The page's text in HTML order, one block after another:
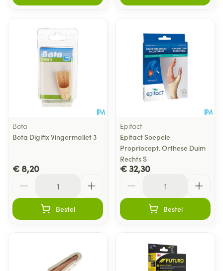
Bota
Bota Digifix Vingermallet 3
€ 8,20
Bestel
Epitact
Epitact Soepele
Propriocept. Orthese Duim
Rechts S
€ 32,30
Bestel